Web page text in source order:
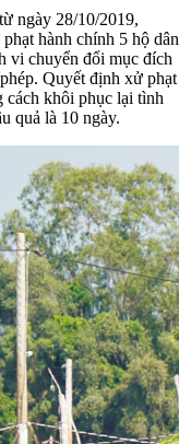
ngày 28/10/2019,
hành chính 5 hộ dân
vi chuyển đổi mục đích
Quyết định xử phạt
cách khôi phục lại tình
quả là 10 ngày.